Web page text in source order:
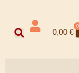
0,00 €
0